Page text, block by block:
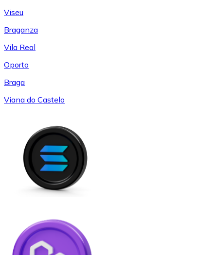
Viseu
Braganza
Vila Real
Oporto
Braga
Viana do Castelo